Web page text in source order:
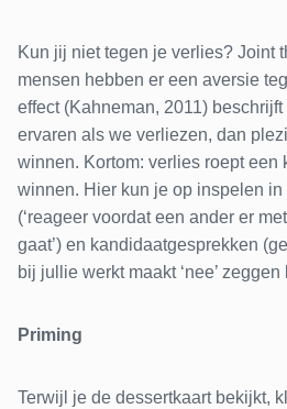
Kun jij niet tegen je verlies? Joint
mensen hebben er een aversie
effect (Kahneman, 2011)
ervaren als we verliezen, dan
winnen. Kortom: verlies roept een
winnen. Hier kun je op inspelen in
(‘reageer voordat een ander er
gaat’) en kandidaatgesprekken
bij jullie werkt maakt ‘nee’ zeggen
Priming
Terwijl je de dessertkaart bekijkt,